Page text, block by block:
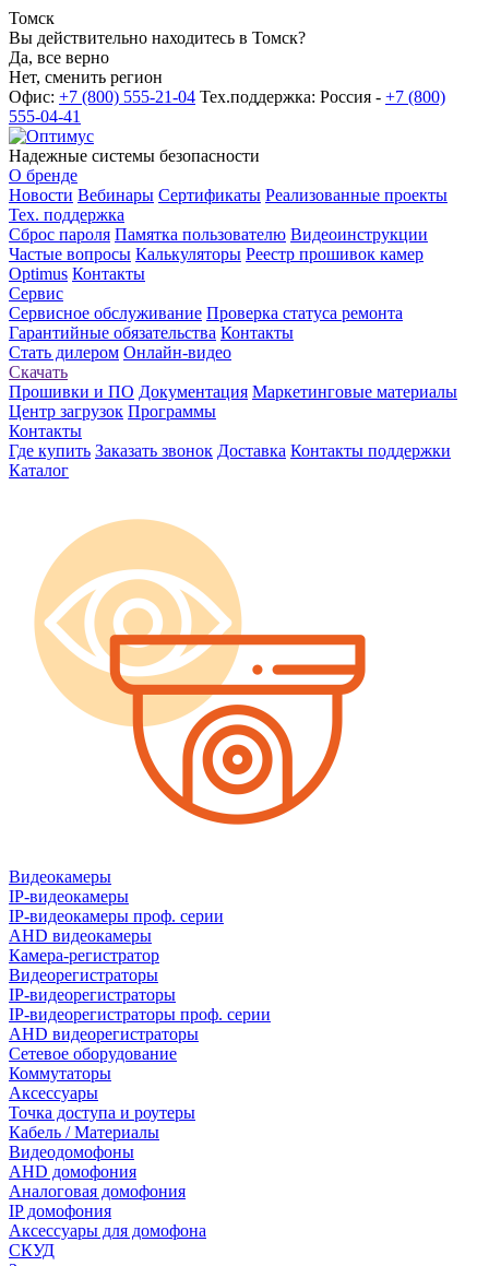
Томск
Вы действительно находитесь в Томск?
Да, все верно
Нет, сменить регион
Офис: +7 (800) 555-21-04 Тех.поддержка: Россия - +7 (800)
555-04-41
Надежные системы безопасности
О бренде
Новости Вебинары Сертификаты Реализованные проекты
Тех. поддержка
Сброс пароля Памятка пользователю Видеоинструкции
Частые вопросы Калькуляторы Реестр прошивок камер
Optimus Контакты
Сервис
Сервисное обслуживание Проверка статуса ремонта
Гарантийные обязательства Контакты
Стать дилером Онлайн-видео
Скачать
Прошивки и ПО Документация Маркетинговые материалы
Центр загрузок Программы
Контакты
Где купить Заказать звонок Доставка Контакты поддержки
Каталог
Видеокамеры
IP-видеокамеры
IP-видеокамеры проф. серии
AHD видеокамеры
Камера-регистратор
Видеорегистраторы
IP-видеорегистраторы
IP-видеорегистраторы проф. серии
AHD видеорегистраторы
Сетевое оборудование
Коммутаторы
Аксессуары
Точка доступа и роутеры
Кабель / Материалы
Видеодомофоны
AHD домофония
Аналоговая домофония
IP домофония
Аксессуары для домофона
СКУД